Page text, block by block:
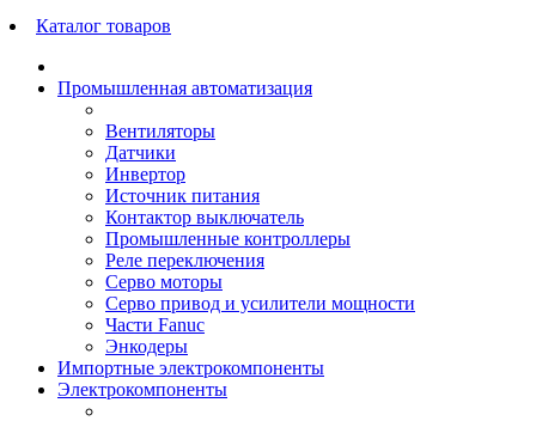
Каталог товаров
Промышленная автоматизация
Вентиляторы
Датчики
Инвертор
Источник питания
Контактор выключатель
Промышленные контроллеры
Реле переключения
Серво моторы
Серво привод и усилители мощности
Части Fanuc
Энкодеры
Импортные электрокомпоненты
Электрокомпоненты